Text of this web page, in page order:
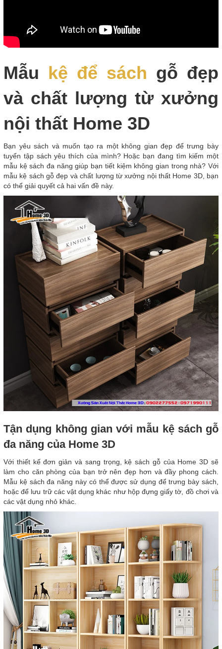
Mẫu kệ để sách gỗ đẹp
và chất lượng từ xưởng
nội thất Home 3D
Bạn yêu sách và muốn tạo ra một không gian đẹp để trưng bày
tuyển tập sách yêu thích của mình? Hoặc bạn đang tìm kiếm một
mẫu kệ sách đa năng giúp bạn tiết kiệm không gian trong nhà? Với
mẫu kệ sách gỗ đẹp và chất lượng từ xưởng nội thất Home 3D, bạn
có thể giải quyết cả hai vấn đề này.
Tận dụng không gian với mẫu kệ sách gỗ
đa năng của Home 3D
Với thiết kế đơn giản và sang trọng, kệ sách gỗ của Home 3D sẽ
làm cho căn phòng của bạn trở nên đẹp hơn và đầy phong cách.
Mẫu kệ sách đa năng này có thể được sử dụng để trưng bày sách,
hoặc để lưu trữ các vật dụng khác như hộp đựng giấy tờ, đồ chơi và
các vật dụng nhỏ khác.